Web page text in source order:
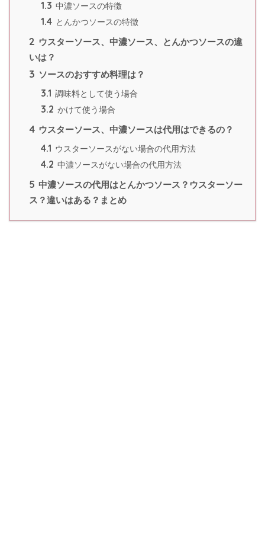
1.3 中濃ソースの特徴
1.4 とんかつソースの特徴
2 ウスターソース、中濃ソース、とんかつソースの違
いは？
3 ソースのおすすめ料理は？
3.1 調味料として使う場合
3.2 かけて使う場合
4 ウスターソース、中濃ソースは代用はできるの？
4.1 ウスターソースがない場合の代用方法
4.2 中濃ソースがない場合の代用方法
5 中濃ソースの代用はとんかつソース？ウスターソー
ス？違いはある？まとめ